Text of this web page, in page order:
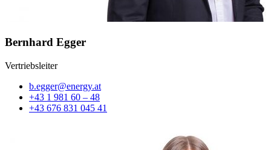
Bernhard Egger
Vertriebsleiter
b.egger@energy.at
+43 1 981 60 – 48
+43 676 831 045 41